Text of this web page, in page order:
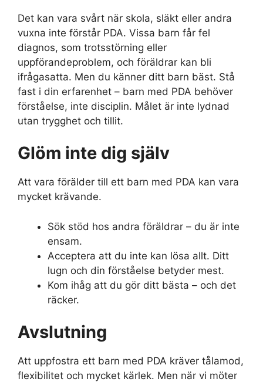
Det kan vara svårt när skola, släkt eller andra
vuxna inte förstår PDA. Vissa barn får fel
diagnos, som trotsstörning eller
uppförandeproblem, och föräldrar kan bli
ifrågasatta. Men du känner ditt barn bäst. Stå
fast i din erfarenhet – barn med PDA behöver
förståelse, inte disciplin. Målet är inte lydnad
utan trygghet och tillit.
Glöm inte dig själv
Att vara förälder till ett barn med PDA kan vara
mycket krävande.
Sök stöd hos andra föräldrar – du är inte
ensam.
Acceptera att du inte kan lösa allt. Ditt
lugn och din förståelse betyder mest.
Kom ihåg att du gör ditt bästa – och det
räcker.
Avslutning
Att uppfostra ett barn med PDA kräver tålamod,
flexibilitet och mycket kärlek. Men när vi möter